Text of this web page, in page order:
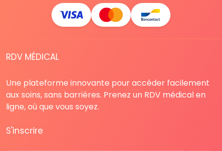
RDV MÉDICAL
Une plateforme innovante pour accéder facilement
aux soins, sans barrières. Prenez un RDV médical en
ligne, où que vous soyez.
S'inscrire